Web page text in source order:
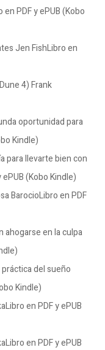
PDF y ePUB (Kobo
Jen FishLibro en
4) Frank
oportunidad para
Kindle)
para llevarte bien con
(Kobo Kindle)
BarocioLibro en PDF
ahogarse en la culpa
del sueño
Kindle)
en PDF y ePUB
en PDF y ePUB